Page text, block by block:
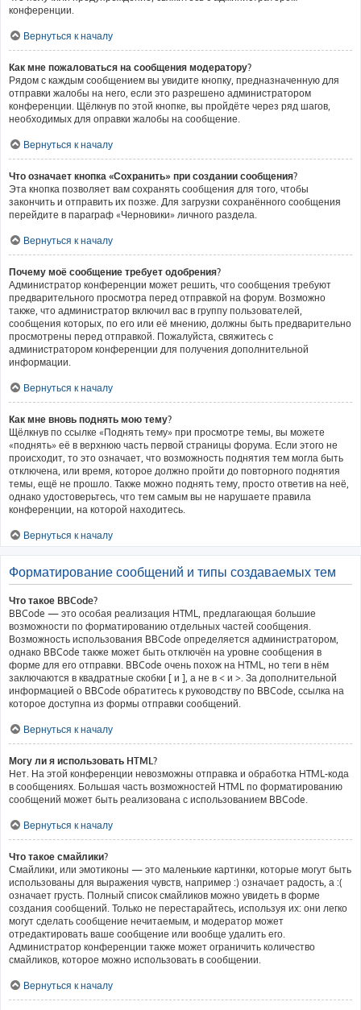
конференции.
Вернуться к началу
Как мне пожаловаться на сообщения модератору?
Рядом с каждым сообщением вы увидите кнопку, предназначенную для
отправки жалобы на него, если это разрешено администратором
конференции. Щёлкнув по этой кнопке, вы пройдёте через ряд шагов,
необходимых для оправки жалобы на сообщение.
Вернуться к началу
Что означает кнопка «Сохранить» при создании сообщения?
Эта кнопка позволяет вам сохранять сообщения для того, чтобы
закончить и отправить их позже. Для загрузки сохранённого сообщения
перейдите в параграф «Черновики» личного раздела.
Вернуться к началу
Почему моё сообщение требует одобрения?
Администратор конференции может решить, что сообщения требуют
предварительного просмотра перед отправкой на форум. Возможно
также, что администратор включил вас в группу пользователей,
сообщения которых, по его или её мнению, должны быть предварительно
просмотрены перед отправкой. Пожалуйста, свяжитесь с
администратором конференции для получения дополнительной
информации.
Вернуться к началу
Как мне вновь поднять мою тему?
Щёлкнув по ссылке «Поднять тему» при просмотре темы, вы можете
«поднять» её в верхнюю часть первой страницы форума. Если этого не
происходит, то это означает, что возможность поднятия тем могла быть
отключена, или время, которое должно пройти до повторного поднятия
темы, ещё не прошло. Также можно поднять тему, просто ответив на неё,
однако удостоверьтесь, что тем самым вы не нарушаете правила
конференции, на которой находитесь.
Вернуться к началу
Форматирование сообщений и типы создаваемых тем
Что такое BBCode?
BBCode — это особая реализация HTML, предлагающая большие
возможности по форматированию отдельных частей сообщения.
Возможность использования BBCode определяется администратором,
однако BBCode также может быть отключён на уровне сообщения в
форме для его отправки. BBCode очень похож на HTML, но теги в нём
заключаются в квадратные скобки [ и ], а не в < и >. За дополнительной
информацией о BBCode обратитесь к руководству по BBCode, ссылка на
которое доступна из формы отправки сообщений.
Вернуться к началу
Могу ли я использовать HTML?
Нет. На этой конференции невозможны отправка и обработка HTML-кода
в сообщениях. Большая часть возможностей HTML по форматированию
сообщений может быть реализована с использованием BBCode.
Вернуться к началу
Что такое смайлики?
Смайлики, или эмотиконы — это маленькие картинки, которые могут быть
использованы для выражения чувств, например :) означает радость, а :(
означает грусть. Полный список смайликов можно увидеть в форме
создания сообщений. Только не перестарайтесь, используя их: они легко
могут сделать сообщение нечитаемым, и модератор может
отредактировать ваше сообщение или вообще удалить его.
Администратор конференции также может ограничить количество
смайликов, которое можно использовать в сообщении.
Вернуться к началу